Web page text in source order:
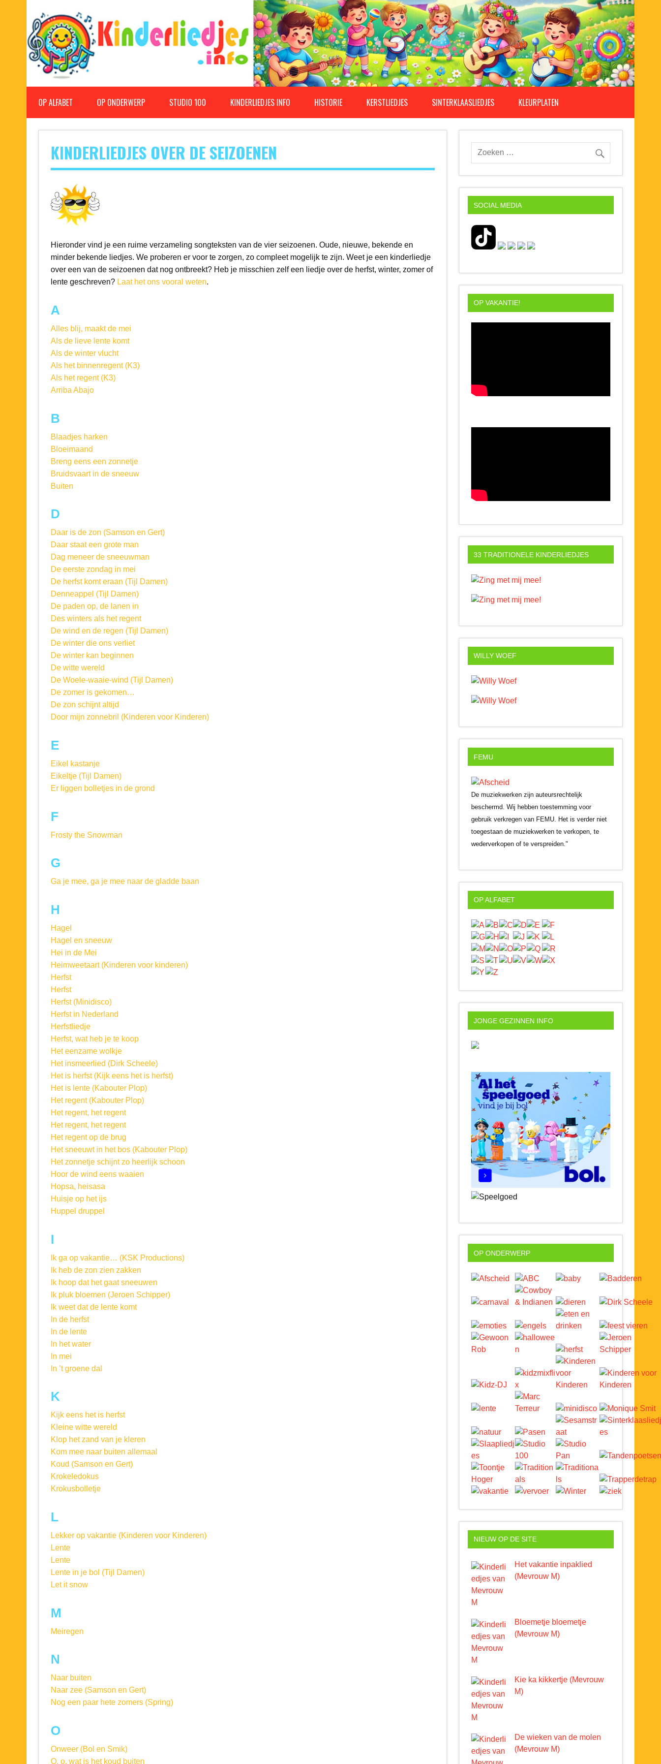
Kinderliedjes
OP ALFABET OP ONDERWERP STUDIO 100 KINDERLIEDJES INFO HISTORIE KERSTLIEDJES SINTERKLAASLIEDJES KLEURPLATEN
KINDERLIEDJES OVER DE SEIZOENEN
Hieronder vind je een ruime verzameling songteksten van de vier seizoenen. Oude, nieuwe, bekende en
minder bekende liedjes. We proberen er voor te zorgen, zo compleet mogelijk te zijn. Weet je een kinderliedje
over een van de seizoenen dat nog ontbreekt? Heb je misschien zelf een liedje over de herfst, winter, zomer of
lente geschreven? Laat het ons vooral weten.
A
Alles blij, maakt de mei
Als de lieve lente komt
Als de winter vlucht
Als het binnenregent (K3)
Als het regent (K3)
Arriba Abajo
B
Blaadjes harken
Bloeimaand
Breng eens een zonnetje
Bruidsvaart in de sneeuw
Buiten
D
Daar is de zon (Samson en Gert)
Daar staat een grote man
Dag meneer de sneeuwman
De eerste zondag in mei
De herfst komt eraan (Tijl Damen)
Denneappel (Tijl Damen)
De paden op, de lanen in
Des winters als het regent
De wind en de regen (Tijl Damen)
De winter die ons verliet
De winter kan beginnen
De witte wereld
De Woele-waaie-wind (Tijl Damen)
De zomer is gekomen…
De zon schijnt altijd
Door mijn zonnebril (Kinderen voor Kinderen)
E
Eikel kastanje
Eikeltje (Tijl Damen)
Er liggen bolletjes in de grond
F
Frosty the Snowman
G
Ga je mee, ga je mee naar de gladde baan
H
Hagel
Hagel en sneeuw
Hei in de Mei
Heimweetaart (Kinderen voor kinderen)
Herfst
Herfst
Herfst (Minidisco)
Herfst in Nederland
Herfstliedje
Herfst, wat heb je te koop
Het eenzame wolkje
Het insmeerlied (Dirk Scheele)
Het is herfst (Kijk eens het is herfst)
Het is lente (Kabouter Plop)
Het regent (Kabouter Plop)
Het regent, het regent
Het regent, het regent
Het regent op de brug
Het sneeuwt in het bos (Kabouter Plop)
Het zonnetje schijnt zo heerlijk schoon
Hoor de wind eens waaien
Hopsa, heisasa
Huisje op het ijs
Huppel druppel
I
Ik ga op vakantie… (KSK Productions)
Ik heb de zon zien zakken
Ik hoop dat het gaat sneeuwen
Ik pluk bloemen (Jeroen Schipper)
Ik weet dat de lente komt
In de herfst
In de lente
In het water
In mei
In ’t groene dal
K
Kijk eens het is herfst
Kleine witte wereld
Klop het zand van je kleren
Kom mee naar buiten allemaal
Koud (Samson en Gert)
Krokeledokus
Krokusbolletje
L
Lekker op vakantie (Kinderen voor Kinderen)
Lente
Lente
Lente in je bol (Tijl Damen)
Let it snow
M
Meiregen
N
Naar buiten
Naar zee (Samson en Gert)
Nog een paar hete zomers (Spring)
O
Onweer (Bol en Smik)
O, o, wat is het koud buiten
SOCIAL MEDIA
OP VAKANTIE!
33 TRADITIONELE KINDERLIEDJES
WILLY WOEF
FEMU
De muziekwerken zijn auteursrechtelijk
beschermd. Wij hebben toestemming voor
gebruik verkregen van FEMU. Het is verder niet
toegestaan de muziekwerken te verkopen, te
wederverkopen of te verspreiden."
OP ALFABET
JONGE GEZINNEN INFO
OP ONDERWERP
NIEUW OP DE SITE
Het vakantie inpaklied
(Mevrouw M)
Bloemetje bloemetje
(Mevrouw M)
Kie ka kikkertje (Mevrouw
M)
De wieken van de molen
(Mevrouw M)